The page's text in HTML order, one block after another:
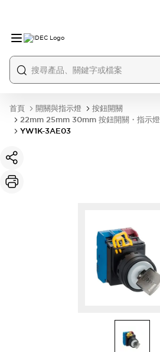
首頁 開關與指示燈
按鈕開關
22mm 25mm 30mm 按鈕開關・指示燈
YW1K-3AE03